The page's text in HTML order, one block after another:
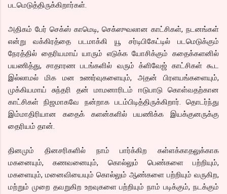
படமெடுத்திருக்கிறார்கள்.
அதிகம் பேர் செக்ஸ் காமெடி, செக்ஸுவலான காட்சிகள், நடனங்கள்
என்று வக்கிரத்தை படமாக்கி யூ சர்டிபிகேட்டில் படமெடுக்கும்
நேரத்தில் தைரியமாய் யாரும் எடுக்க யோசிக்கும் கதைக்களனில்
பயணித்து, சாதாரண படங்களில் வரும் க்ளிவேஜ் காட்சிகள் கூட
இல்லாமல் மிக மன உணர்வுகளையும், அதன் பிரளயங்களையும்,
முக்கியமாய் சுந்தரி தன் மாமனாரிடம் ஈடுபாடு கொள்வதற்கான
காட்சிகள் நிஜமாகவே நன்றாக படம்பிடித்திருக்கிறார். தொடர்ந்து
இம்மாதிரியான கதைக் களன்களில் பயணிக்க இயக்குனருக்கு
தைரியம் தான்.
தினமும் தினசரிகளில் நாம் பார்க்கிற கள்ளக்காதலுக்காக
மகனையும், கணவனையும், கொல்லும் பெண்களை பற்றியும்,
மகளையும், மனைவியையும் கொல்லும் ஆண்களை பற்றியும் வருகிற,
மற்றும் முறை தவறுகிற உறவுகளை பற்றியும் நாம் படிக்கும், நடக்கும்